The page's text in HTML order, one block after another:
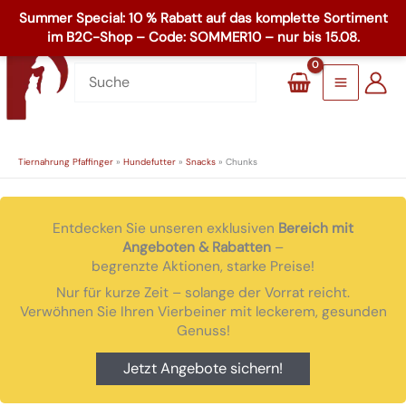
Zum
Inhalt
springen
☏+49 8503 1795
Main
Menu
Tiernahrung Pfaffinger » Hundefutter » Snacks » Chunks
Entdecken Sie unseren exklusiven Bereich mit
Angeboten & Rabatten –
begrenzte Aktionen, starke Preise!
Nur für kurze Zeit – solange der Vorrat reicht.
Verwöhnen Sie Ihren Vierbeiner mit leckerem, gesunden
Genuss!
Jetzt Angebote sichern!